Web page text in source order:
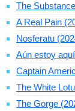
The
A Real Pain
Nosferatu
Aún estoy
Captain
The White
The Gorge